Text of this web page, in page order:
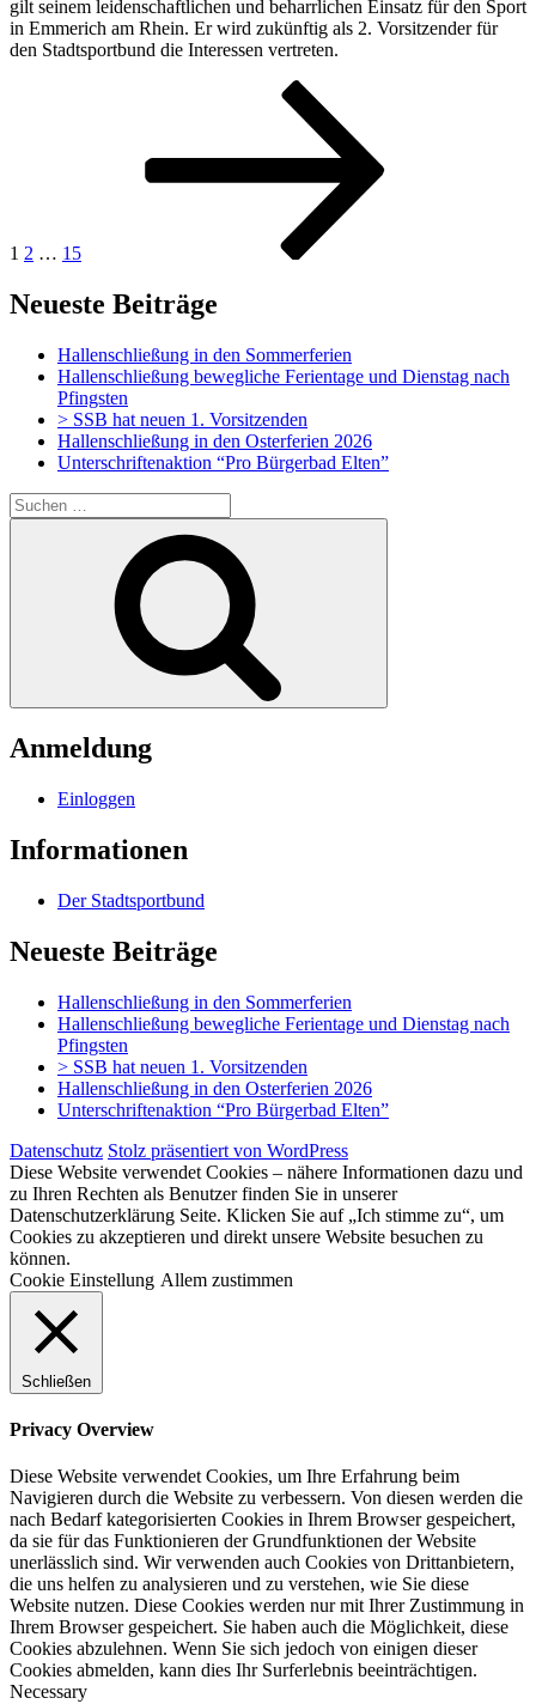
gilt seinem leidenschaftlichen und beharrlichen Einsatz für den Sport
in Emmerich am Rhein. Er wird zukünftig als 2. Vorsitzender für
den Stadtsportbund die Interessen vertreten.
1 2 … 15
Neueste Beiträge
Hallenschließung in den Sommerferien
Hallenschließung bewegliche Ferientage und Dienstag nach
Pfingsten
> SSB hat neuen 1. Vorsitzenden
Hallenschließung in den Osterferien 2026
Unterschriftenaktion “Pro Bürgerbad Elten”
Suchen
nach:
Anmeldung
Einloggen
Informationen
Der Stadtsportbund
Neueste Beiträge
Hallenschließung in den Sommerferien
Hallenschließung bewegliche Ferientage und Dienstag nach
Pfingsten
> SSB hat neuen 1. Vorsitzenden
Hallenschließung in den Osterferien 2026
Unterschriftenaktion “Pro Bürgerbad Elten”
Datenschutz Stolz präsentiert von WordPress
Diese Website verwendet Cookies – nähere Informationen dazu und
zu Ihren Rechten als Benutzer finden Sie in unserer
Datenschutzerklärung Seite. Klicken Sie auf „Ich stimme zu“, um
Cookies zu akzeptieren und direkt unsere Website besuchen zu
können.
Cookie Einstellung Allem zustimmen
Schließen
Privacy Overview
Diese Website verwendet Cookies, um Ihre Erfahrung beim
Navigieren durch die Website zu verbessern. Von diesen werden die
nach Bedarf kategorisierten Cookies in Ihrem Browser gespeichert,
da sie für das Funktionieren der Grundfunktionen der Website
unerlässlich sind. Wir verwenden auch Cookies von Drittanbietern,
die uns helfen zu analysieren und zu verstehen, wie Sie diese
Website nutzen. Diese Cookies werden nur mit Ihrer Zustimmung in
Ihrem Browser gespeichert. Sie haben auch die Möglichkeit, diese
Cookies abzulehnen. Wenn Sie sich jedoch von einigen dieser
Cookies abmelden, kann dies Ihr Surferlebnis beeinträchtigen.
Necessary